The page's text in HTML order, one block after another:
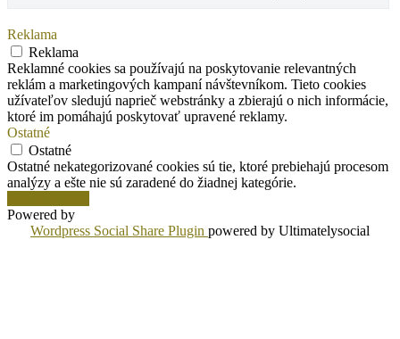
Reklama
Reklama
Reklamné cookies sa používajú na poskytovanie relevantných
reklám a marketingových kampaní návštevníkom. Tieto cookies
užívateľov sledujú naprieč webstránky a zbierajú o nich informácie,
ktoré im pomáhajú poskytovať upravené reklamy.
Ostatné
Ostatné
Ostatné nekategorizované cookies sú tie, ktoré prebiehajú procesom
analýzy a ešte nie sú zaradené do žiadnej kategórie.
Powered by
Wordpress Social Share Plugin powered by Ultimatelysocial